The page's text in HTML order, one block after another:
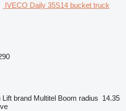
IVECO Daily 35S14 bucket truck
Lift brand Multitel Boom radius 14.35